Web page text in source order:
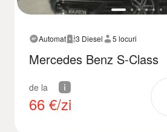
Automat 3 Diesel 5 locuri
Mercedes Benz S-Class
de la
66 €/zi